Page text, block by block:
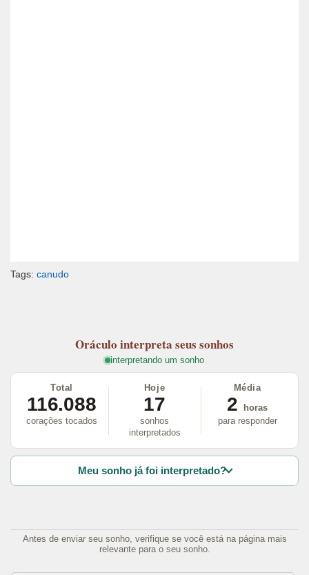
Tags: canudo
Oráculo interpreta seus sonhos
interpretando um sonho
Total
116.088
corações tocados
Hoje
17
sonhos
interpretados
Média
2
horas
para responder
Meu sonho já foi interpretado?
Antes de enviar seu sonho, verifique se você está na página mais
relevante para o seu sonho.